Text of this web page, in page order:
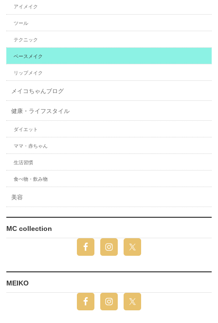
アイメイク
ツール
テクニック
ベースメイク
リップメイク
メイコちゃんブログ
健康・ライフスタイル
ダイエット
ママ・赤ちゃん
生活習慣
食べ物・飲み物
美容
MC collection
MEIKO